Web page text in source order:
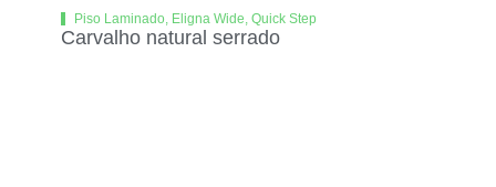
Piso Laminado, Eligna Wide, Quick Step
Carvalho natural serrado